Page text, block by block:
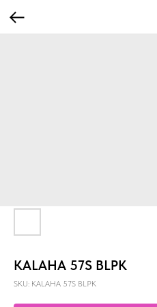
KALAHA 57S BLPK
SKU: KALAHA 57S BLPK